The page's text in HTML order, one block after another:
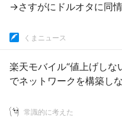
→さすがにドルオタに同
くまニュース
楽天モバイル“値上げしな
でネットワークを構築し
常識的に考えた